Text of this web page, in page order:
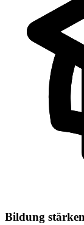
Bildung